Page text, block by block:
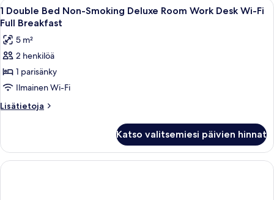
parveke,
merinäköala
Friendly)
Avaa
kaikki
huonetyypin
1
Double
Bed
Non-
Smoking
Work
Desk
Wi-
Hotellihuone, jossa on sänky,
6
1 Double Bed Non-Smoking Deluxe Room Work Desk Wi-Fi
Full Breakfast
5 m²
2 henkilöä
1 parisänky
Ilmainen Wi-Fi
Lisätietoja
Lisätietoja
Bed
Non-
Smoking
Katso valitsemiesi päivien hinnat